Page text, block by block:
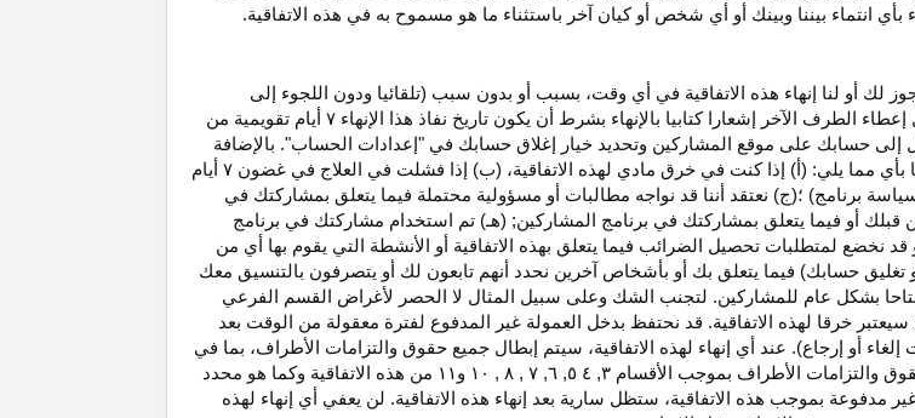
بأي انتماء بيننا وبينك أو أي شخص أو كيان آخر باستثناء ما هو مسموح به في هذه الاتفاقية.
لك أو لنا إنهاء هذه الاتفاقية في أي وقت، بسبب أو بدون سبب (تلقائيا ودون اللجوء إلى
الطرف الآخر إشعارا كتابيا بالإنهاء بشرط أن يكون تاريخ نفاذ هذا الإنهاء ۷ أيام تقويمية من
إلى حسابك على موقع المشاركين وتحديد خيار إغلاق حسابك في "إعدادات الحساب". بالإضافة
بأي مما يلي: (أ) إذا كنت في خرق مادي لهذه الاتفاقية، (ب) إذا فشلت في العلاج في غضون ۷ أيام
برنامج) ؛(ج) نعتقد أننا قد نواجه مطالبات أو مسؤولية محتملة فيما يتعلق بمشاركتك في
قبلك أو فيما يتعلق بمشاركتك في برنامج المشاركين; (هـ) تم استخدام مشاركتك في برنامج
قد نخضع لمتطلبات تحصيل الضرائب فيما يتعلق بهذه الاتفاقية أو الأنشطة التي يقوم بها أي من
تغليق حسابك) فيما يتعلق بك أو بأشخاص آخرين نحدد أنهم تابعون لك أو يتصرفون بالتنسيق معك
بشكل عام للمشاركين. لتجنب الشك وعلى سبيل المثال لا الحصر لأغراض القسم الفرعي
في سياسات البرنامج سيعتبر خرقا لهذه الاتفاقية. قد نحتفظ بدخل العمولة غير المدفوع لفترة معقولة من الوقت بعد
أو إرجاع). عند أي إنهاء لهذه
الاتفاقية، سيتم إبطال جميع حقوق والتزامات الأطراف، بما في
والتزامات الأطراف بموجب الأقسام ۳, ٤ ٥, ٦, ۷ , ۸ , ۱۰ و۱۱ من هذه الاتفاقية وكما هو محدد
مدفوعة بموجب هذه الاتفاقية، ستظل سارية بعد إنهاء هذه الاتفاقية. لن يعفي أي إنهاء لهذه